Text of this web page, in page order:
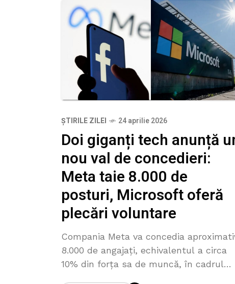
ȘTIRILE ZILEI 24 aprilie 2026
Doi giganți tech anunță
nou val de concedieri:
Meta taie 8.000 de
posturi, Microsoft oferă
plecări voluntare
Compania Meta va concedia
8.000 de angajați, echivalentul a circa
10% din forța sa de muncă, în cadrul